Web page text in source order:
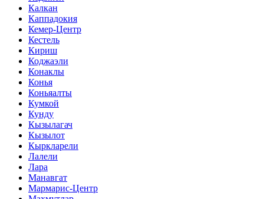
Калкан
Каппадокия
Кемер-Центр
Кестель
Кириш
Коджаэли
Конаклы
Конья
Коньяалты
Кумкой
Кунду
Кызылагач
Кызылот
Кыркларели
Лалели
Лара
Манавгат
Мармарис-Центр